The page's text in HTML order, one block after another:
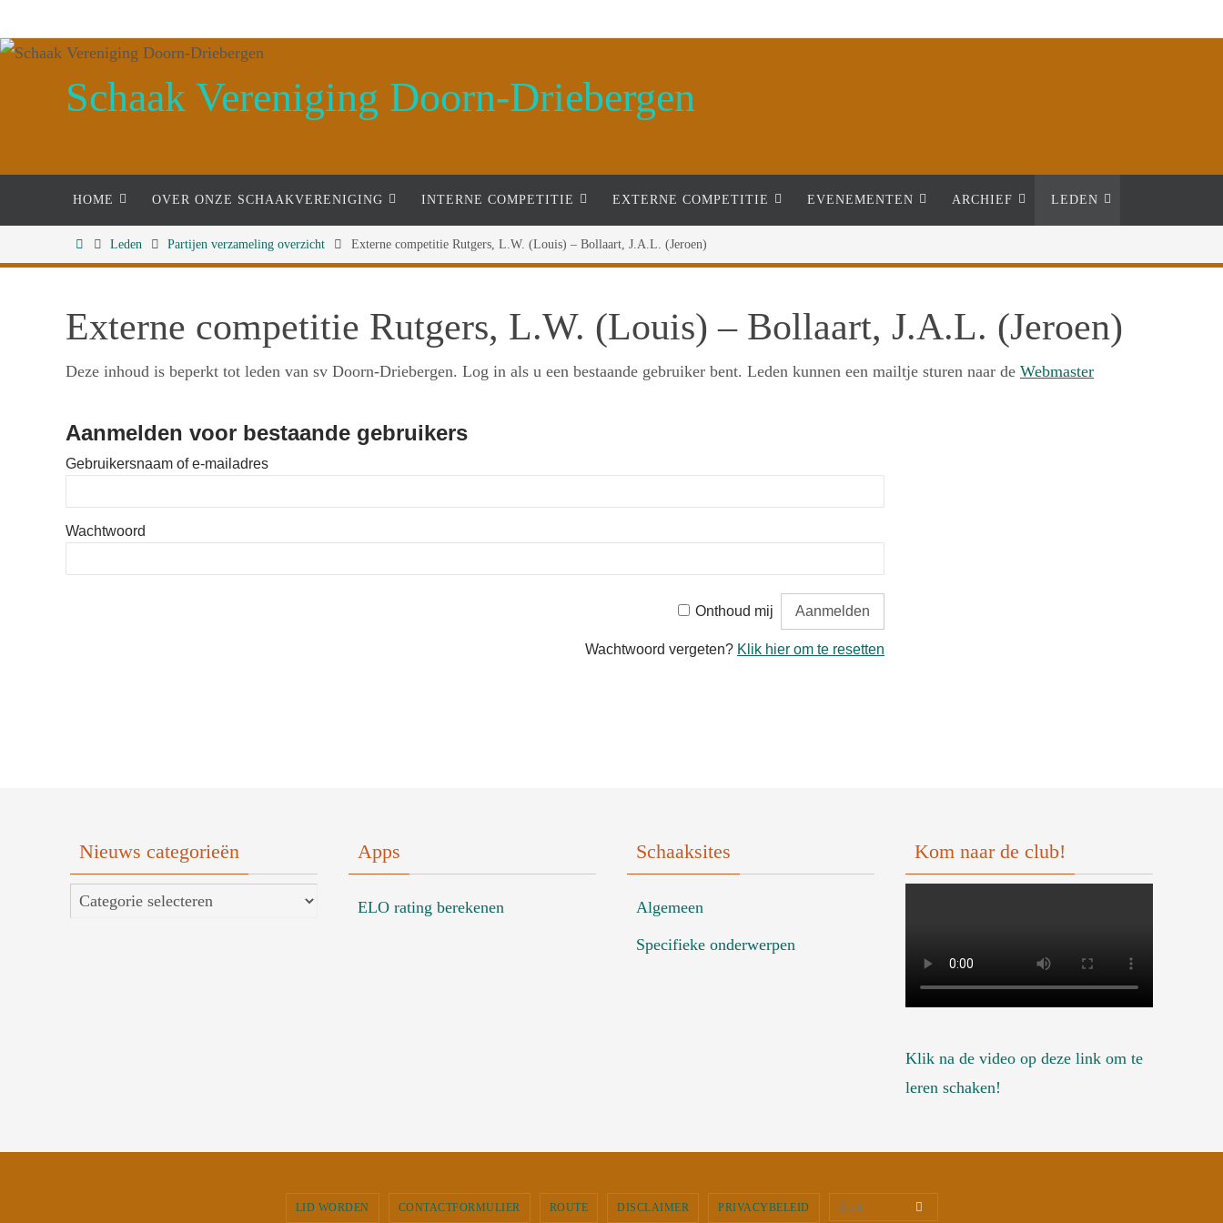
naar
Schaak Vereniging Doorn-Driebergen
HOME OVER ONZE SCHAAKVERENIGING INTERNE COMPETITIE EXTERNE COMPETITIE EVENEMENTEN ARCHIEF LEDEN
HomeLeden Partijen verzameling overzicht Externe competitie Rutgers, L.W. (Louis) – Bollaart, J.A.L. (Jeroen)
Externe competitie Rutgers, L.W. (Louis) – Bollaart, J.A.L. (Jeroen)
Deze inhoud is beperkt tot leden van sv Doorn-Driebergen. Log in als u een bestaande gebruiker bent. Leden kunnen een mailtje sturen naar de Webmaster
Aanmelden voor bestaande gebruikers
Gebruikersnaam of e-mailadres
Wachtwoord
Onthoud mij
Wachtwoord vergeten? Klik hier om te resetten
Nieuws categorieën
Nieuws
Apps
ELO rating berekenen
Schaaksites
Algemeen
Specifieke onderwerpen
Kom naar de club!
Klik na de video op deze link om te
leren schaken!
LID WORDEN CONTACTFORMULIER ROUTE DISCLAIMER PRIVACYBELEID Zoek